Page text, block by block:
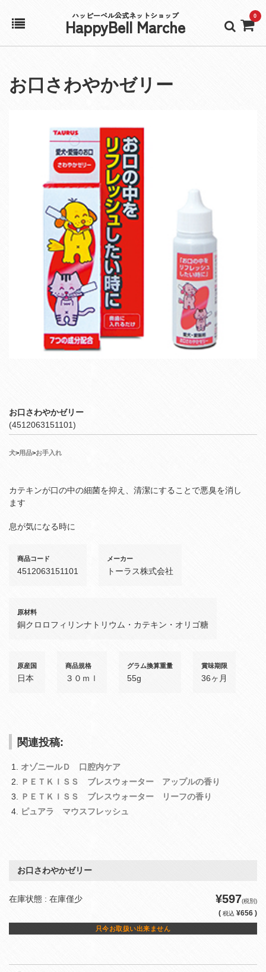
ハッピーベル公式ネットショップ
HappyBell Marche 0
アカウント
お口さわやかゼリー
お口さわやかゼリー
(4512063151101)
犬>用品>お手入れ
カテキンが口の中の細菌を抑え、清潔にすることで悪臭を消し
ます
息が気になる時に
商品コード
4512063151101
メーカー
トーラス株式会社
原材料
銅クロロフィリンナトリウム・カテキン・オリゴ糖
原産国
日本
商品規格
３０ｍｌ
グラム換算重量
55g
賞味期限
36ヶ月
関連投稿:
オゾニールＤ 口腔内ケア
ＰＥＴＫＩＳＳ ブレスウォーター アップルの香り
ＰＥＴＫＩＳＳ ブレスウォーター リーフの香り
ピュアラ マウスフレッシュ
お口さわやかゼリー
在庫状態 : 在庫僅少 ¥597(税別)
( 税込 ¥656 )
只今お取扱い出来ません